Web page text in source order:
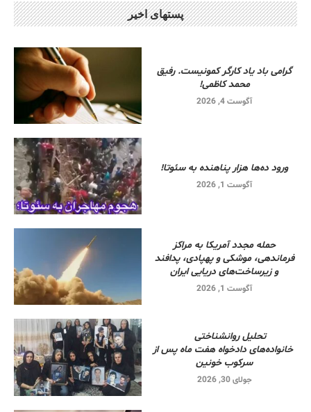
پستهای اخیر
گرامی باد یاد کارگر کمونیست. رفیق
محمد کاظمی!
آگوست 4, 2026
ورود ده‌ها هزار پناهنده به سئوتا!
آگوست 1, 2026
حمله مجدد آمریکا به مراکز
فرماندهی، موشکی و پهپادی، پدافند
و زیرساخت‌های دریایی ایران
آگوست 1, 2026
تحلیل روانشناختی
خانواده‌های دادخواه هفت ماه پس از
سرکوب خونین
جولای 30, 2026